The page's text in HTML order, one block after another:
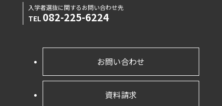
入学者選抜に関するお問い合わせ先
TEL 082-225-6224
お問い合わせ
資料請求